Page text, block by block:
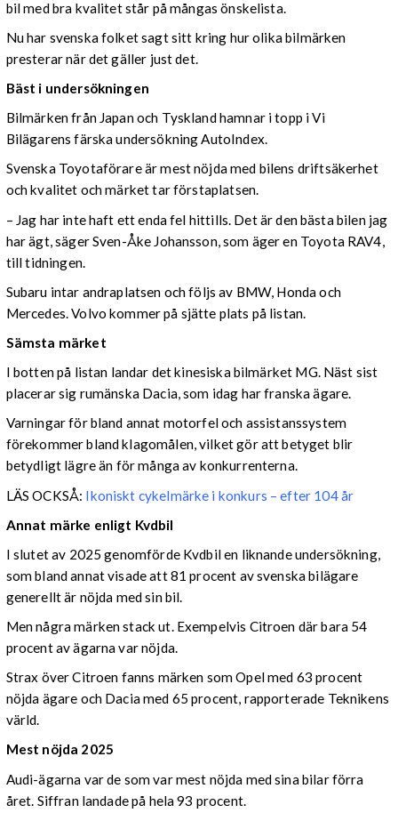
bil med bra kvalitet står på mångas önskelista.
Nu har svenska folket sagt sitt kring hur olika bilmärken
presterar när det gäller just det.
Bäst i undersökningen
Bilmärken från Japan och Tyskland hamnar i topp i Vi
Bilägarens färska undersökning AutoIndex.
Svenska Toyotaförare är mest nöjda med bilens driftsäkerhet
och kvalitet och märket tar förstaplatsen.
– Jag har inte haft ett enda fel hittills. Det är den bästa bilen jag
har ägt, säger Sven-Åke Johansson, som äger en Toyota RAV4,
till tidningen.
Subaru intar andraplatsen och följs av BMW, Honda och
Mercedes. Volvo kommer på sjätte plats på listan.
Sämsta märket
I botten på listan landar det kinesiska bilmärket MG. Näst sist
placerar sig rumänska Dacia, som idag har franska ägare.
Varningar för bland annat motorfel och assistanssystem
förekommer bland klagomålen, vilket gör att betyget blir
betydligt lägre än för många av konkurrenterna.
LÄS OCKSÅ: Ikoniskt cykelmärke i konkurs – efter 104 år
Annat märke enligt Kvdbil
I slutet av 2025 genomförde Kvdbil en liknande undersökning,
som bland annat visade att 81 procent av svenska bilägare
generellt är nöjda med sin bil.
Men några märken stack ut. Exempelvis Citroen där bara 54
procent av ägarna var nöjda.
Strax över Citroen fanns märken som Opel med 63 procent
nöjda ägare och Dacia med 65 procent, rapporterade Teknikens
värld.
Mest nöjda 2025
Audi-ägarna var de som var mest nöjda med sina bilar förra
året. Siffran landade på hela 93 procent.